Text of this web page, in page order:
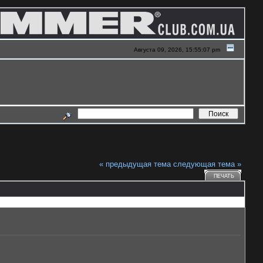
Августа 09, 2026, 15:55:07 pm
« предыдущая тема следующая тема »
ПЕЧАТЬ